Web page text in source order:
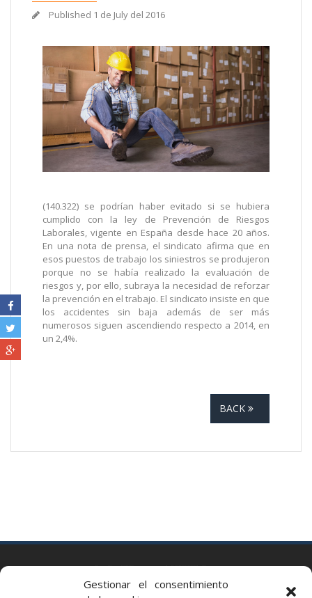
Gestionar el consentimiento
Published 1 de July del 2016
(140.322) se podrían haber evitado si se hubiera
cumplido con la ley de Prevención de Riesgos
Laborales, vigente en España desde hace 20 años.
En una nota de prensa, el sindicato afirma que en
esos puestos de trabajo los siniestros se produjeron
porque no se había realizado la evaluación de
riesgos y, por ello, subraya la necesidad de reforzar
la prevención en el trabajo. El sindicato insiste en que
los accidentes sin baja además de ser más
numerosos siguen ascendiendo respecto a 2014, en
un 2,4%.
BACK
Via Augusta 2 bis, 3º, 08006 Barcelona